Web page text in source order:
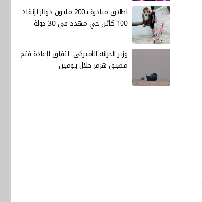
اطلاق مبادرة بـ200 مليون دولار لإنقاذ
100 كائن حي مهدد في 30 دولة
وزير الخزانة الأميركي: اتفاق لإعادة فتح
مضيق هرمز خلال يومين